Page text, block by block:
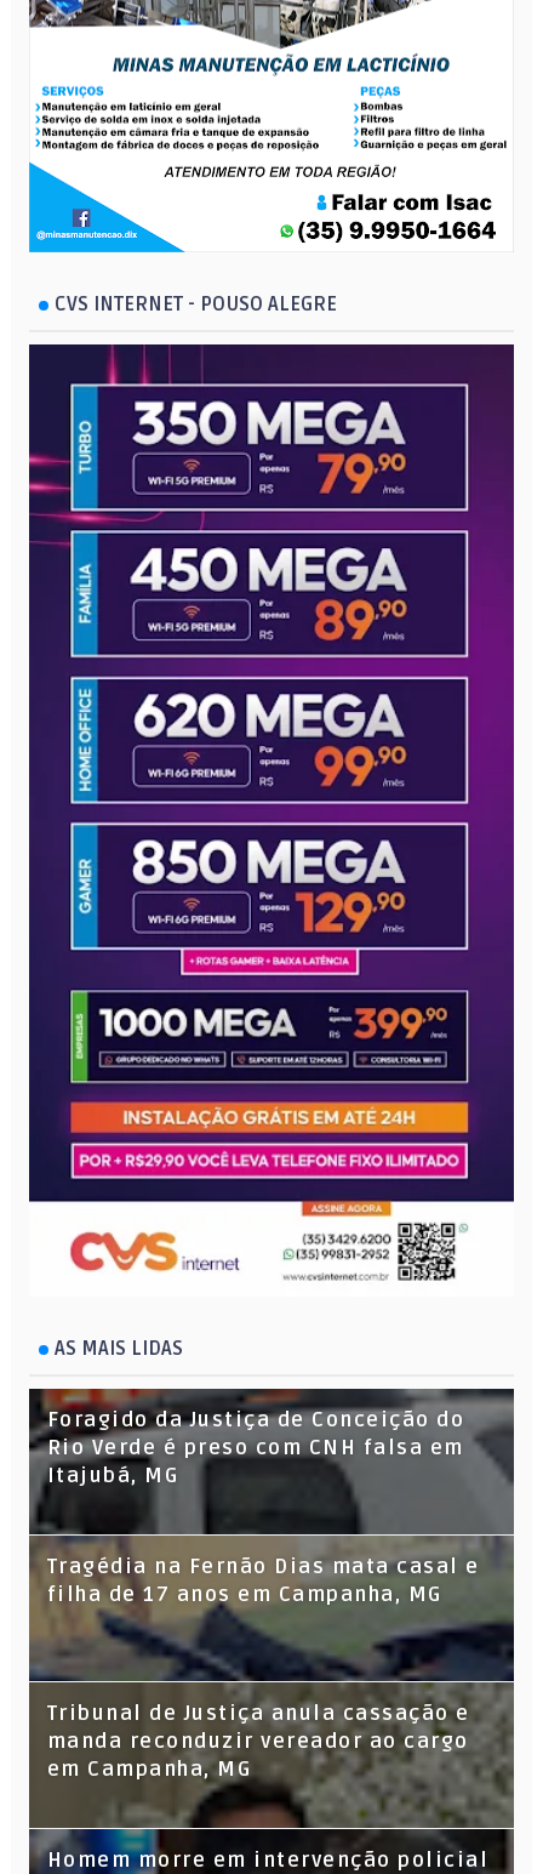
CVS INTERNET - POUSO ALEGRE
AS MAIS LIDAS
Foragido da Justiça de Conceição do
Rio Verde é preso com CNH falsa em
Itajubá, MG
Tragédia na Fernão Dias mata casal e
filha de 17 anos em Campanha, MG
Tribunal de Justiça anula cassação e
manda reconduzir vereador ao cargo
em Campanha, MG
Homem morre em intervenção policial